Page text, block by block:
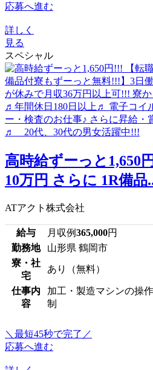
応募へ進む
詳しく
見る
スペシャル
高時給ずーっと1,650
10万円 さらに 1R備品
ATアクト株式会社
給与 月収例365,000円
勤務地
山形県 鶴岡市
寮・社
宅
あり（無料）
仕事内
容
加工・製造マシンの操
制
＼最短45秒で完了／
応募へ進む